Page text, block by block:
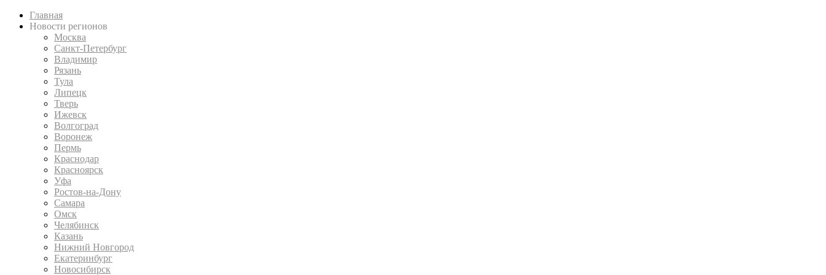
Главная
Новости регионов
Москва
Санкт-Петербург
Владимир
Рязань
Тула
Липецк
Тверь
Ижевск
Волгоград
Воронеж
Пермь
Краснодар
Красноярск
Уфа
Ростов-на-Дону
Самара
Омск
Челябинск
Казань
Нижний Новгород
Екатеринбург
Новосибирск